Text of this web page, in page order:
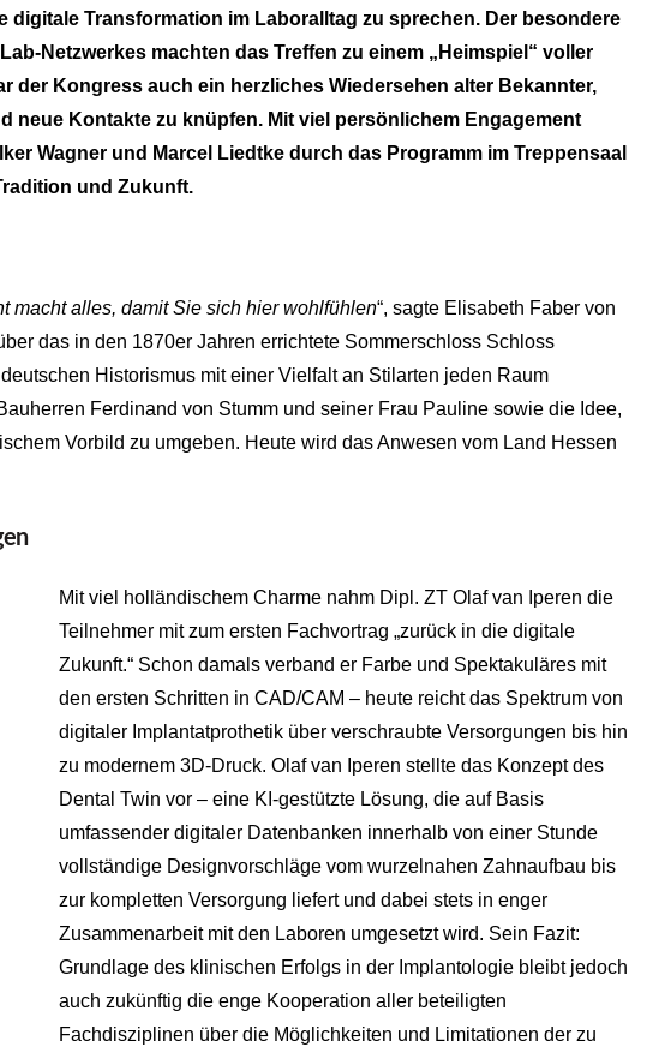
Transformation im Laboralltag zu sprechen. Der besondere
Netzwerkes machten das Treffen zu einem „Heimspiel“ voller
der Kongress auch ein herzliches Wiedersehen alter Bekannter,
neue Kontakte zu knüpfen. Mit viel persönlichem Engagement
Wagner und Marcel Liedtke durch das Programm im Treppensaal
und Zukunft.
macht alles, damit Sie sich hier wohlfühlen“, sagte Elisabeth Faber von
das in den 1870er Jahren errichtete Sommerschloss Schloss
Historismus mit einer Vielfalt an Stilarten jeden Raum
Ferdinand von Stumm und seiner Frau Pauline sowie die Idee,
Vorbild zu umgeben. Heute wird das Anwesen vom Land Hessen
Mit viel holländischem Charme nahm Dipl. ZT Olaf van Iperen die
Teilnehmer mit zum ersten Fachvortrag „zurück in die digitale
Zukunft.“ Schon damals verband er Farbe und Spektakuläres mit
den ersten Schritten in CAD/CAM – heute reicht das Spektrum von
digitaler Implantatprothetik über verschraubte Versorgungen bis hin
zu modernem 3D-Druck. Olaf van Iperen stellte das Konzept des
Dental Twin vor – eine KI-gestützte Lösung, die auf Basis
umfassender digitaler Datenbanken innerhalb von einer Stunde
vollständige Designvorschläge vom wurzelnahen Zahnaufbau bis
zur kompletten Versorgung liefert und dabei stets in enger
Zusammenarbeit mit den Laboren umgesetzt wird. Sein Fazit:
Grundlage des klinischen Erfolgs in der Implantologie bleibt jedoch
auch zukünftig die enge Kooperation aller beteiligten
Fachdisziplinen über die Möglichkeiten und Limitationen der zu